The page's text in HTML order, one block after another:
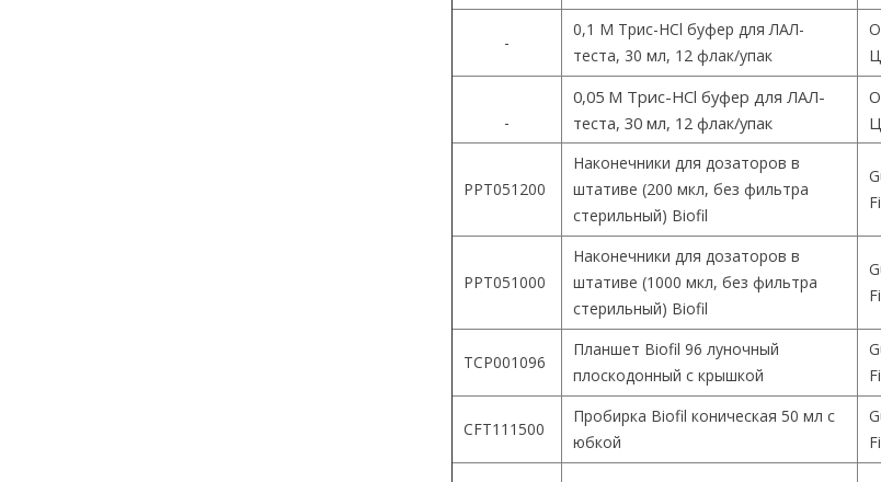
-
0,1 М Трис-HCl буфер для ЛАЛ-
теста, 30 мл, 12 флак/упак
-
0,05 М Трис-HCl буфер для ЛАЛ-
теста, 30 мл, 12 флак/упак
PPT051200
Наконечники для дозаторов в
штативе (200 мкл, без фильтра
стерильный) Biofil
PPT051000
Наконечники для дозаторов в
штативе (1000 мкл, без фильтра
стерильный) Biofil
TCP001096
Планшет Biofil 96 луночный
плоскодонный с крышкой
CFT111500
Пробирка Biofil коническая 50 мл с
юбкой